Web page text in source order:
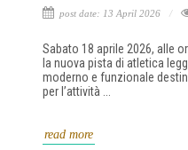
post date: 13 April 2026
Sabato 18 aprile 2026, alle
la nuova pista di atletica
moderno e funzionale
per l’attività ...
read more